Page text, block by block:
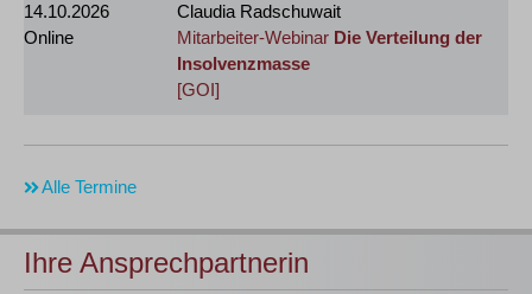
14.10.2026
Online
Claudia Radschuwait
Mitarbeiter-Webinar Die Verteilung der
Insolvenzmasse
[GOI]
Alle Termine
Ihre Ansprechpartnerin